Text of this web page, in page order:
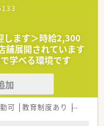
します＞時給2,300
舗展開されています
学べる環境です
加
可 教育制度あり シフト